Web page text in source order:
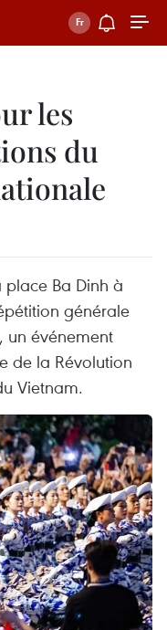
les
du
place Ba Dinh à
générale
un événement
de la Révolution
Vietnam.